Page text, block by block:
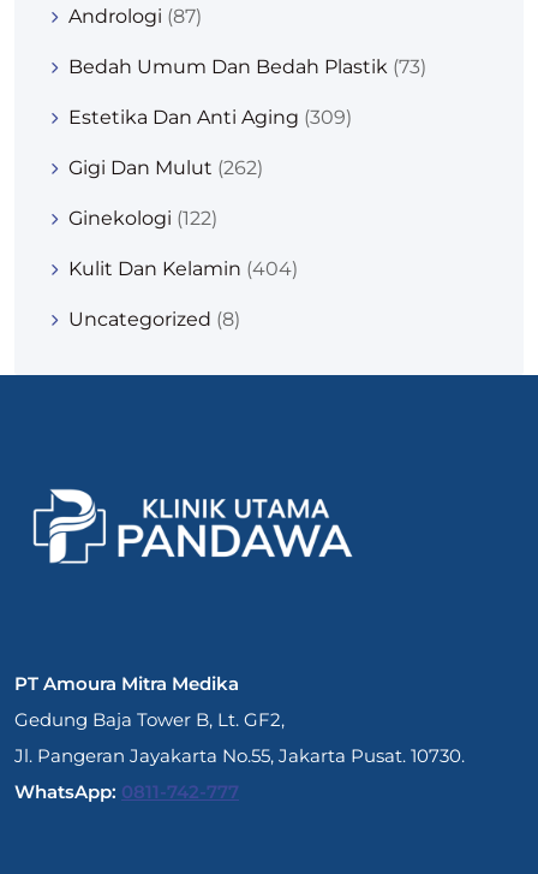
Andrologi (87)
Bedah Umum Dan Bedah Plastik (73)
Estetika Dan Anti Aging (309)
Gigi Dan Mulut (262)
Ginekologi (122)
Kulit Dan Kelamin (404)
Uncategorized (8)
PT Amoura Mitra Medika
Gedung Baja Tower B, Lt. GF2,
Jl. Pangeran Jayakarta No.55, Jakarta Pusat. 10730.
WhatsApp: 0811-742-777